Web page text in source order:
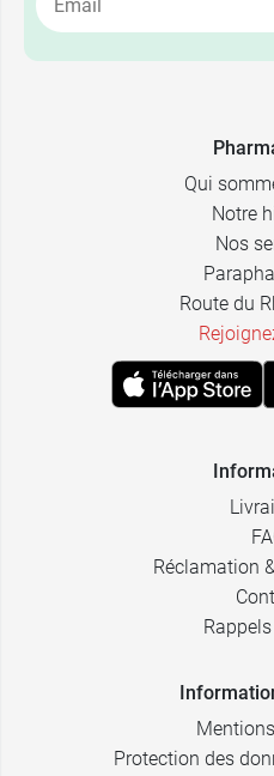
Qui
Notre
Nos
Route du
Réclamation
Protection des